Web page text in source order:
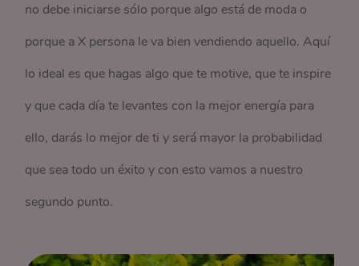
no debe iniciarse sólo porque algo está de moda o
porque a X persona le va bien vendiendo aquello. Aquí
lo ideal es que hagas algo que te motive, que te inspire
y que cada día te levantes con la mejor energía para
ello, darás lo mejor de ti y será mayor la probabilidad
que sea todo un éxito y con esto vamos a nuestro
segundo punto.